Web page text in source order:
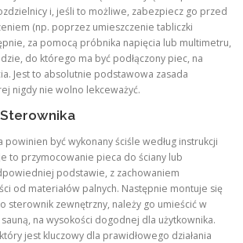
i, jeśli to możliwe, zabezpiecz go przed
(np. poprzez umieszczenie tabliczki
za pomocą próbnika napięcia lub multimetru,
do którego ma być podłączony piec, na
Jest to absolutnie podstawowa zasada
nigdy nie wolno lekceważyć.
powinien być wykonany ściśle według instrukcji
to przymocowanie pieca do ściany lub
podstawie, z zachowaniem
od materiałów palnych. Następnie montuje się
sterownik zewnętrzny, należy go umieścić w
na wysokości dogodnej dla użytkownika.
jest kluczowy dla prawidłowego działania